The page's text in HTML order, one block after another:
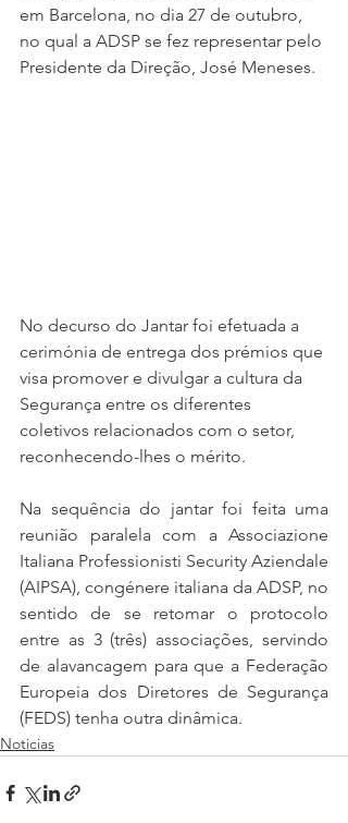
em Barcelona, no dia 27 de outubro,
no qual a ADSP se fez representar pelo
Presidente da Direção, José Meneses.
No decurso do Jantar foi efetuada a
cerimónia de entrega dos prémios que
visa promover e divulgar a cultura da
Segurança entre os diferentes
coletivos relacionados com o setor,
reconhecendo-lhes o mérito.
Na sequência do jantar foi feita uma
reunião paralela com a Associazione
Italiana Professionisti Security Aziendale
(AIPSA), congénere italiana da ADSP, no
sentido de se retomar o protocolo
entre as 3 (três) associações, servindo
de alavancagem para que a Federação
Europeia dos Diretores de Segurança
(FEDS) tenha outra dinâmica.
Noticias